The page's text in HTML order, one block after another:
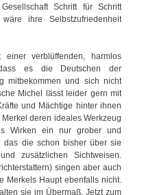
Schritt für Schritt
ihre Selbstzufriedenheit
verblüffenden, harmlos
es die Deutschen der
mitbekommen und sich nicht
Michel lässt leider gern mit
und Mächtige hinter ihnen
deren ideales Werkzeug
Wirken ein nur grober und
das die schon bisher über sie
zusätzlichen Sichtweisen.
singen aber auch
Merkels Haupt ebenfalls nicht.
sie im Übermaß. Jetzt zum